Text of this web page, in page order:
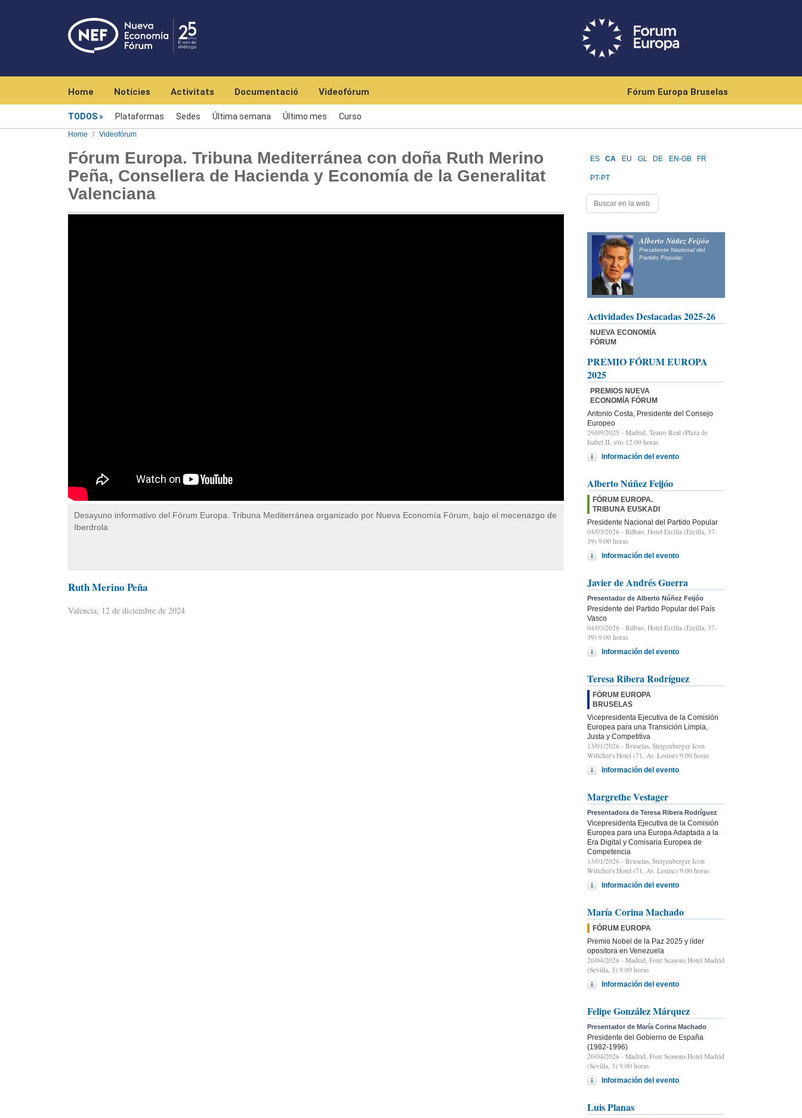
Home Notícies Activitats Documentació Videofórum Fórum Europa Bruselas
TODOS Plataformas Sedes Última semana Último mes Curso
Home Videofórum
Fórum Europa. Tribuna Mediterránea con doña Ruth Merino
Peña, Consellera de Hacienda y Economía de la Generalitat
Valenciana
Desayuno informativo del Fórum Europa. Tribuna Mediterránea organizado por Nueva Economía Fórum, bajo el mecenazgo de
Iberdrola
Ruth Merino Peña
Valencia, 12 de diciembre de 2024
ES CA EU GL DE EN-GB FR
PT-PT
Alberto Núñez Feijóo
Presidente Nacional del
Partido Popular
Actividades Destacadas 2025-26
NUEVA ECONOMÍA
FÓRUM
PREMIO FÓRUM EUROPA
2025
PREMIOS NUEVA
ECONOMÍA FÓRUM
Antonio Costa, Presidente del Consejo
Europeo
29/09/2025 - Madrid, Teatro Real (Plaza de
Isabel II, s/n) 12:00 horas
Información del evento
Alberto Núñez Feijóo
FÓRUM EUROPA.
TRIBUNA EUSKADI
Presidente Nacional del Partido Popular
04/03/2026 - Bilbao, Hotel Ercilla (Ercilla, 37-
39) 9:00 horas
Información del evento
Javier de Andrés Guerra
Presentador de Alberto Núñez Feijóo
Presidente del Partido Popular del País
Vasco
04/03/2026 - Bilbao, Hotel Ercilla (Ercilla, 37-
39) 9:00 horas
Información del evento
Teresa Ribera Rodríguez
FÓRUM EUROPA
BRUSELAS
Vicepresidenta Ejecutiva de la Comisión
Europea para una Transición Limpia,
Justa y Competitiva
13/01/2026 - Bruselas, Steigenberger Icon
Wiltcher's Hotel (71, Av. Louise) 9:00 horas
Información del evento
Margrethe Vestager
Presentadora de Teresa Ribera Rodríguez
Vicepresidenta Ejecutiva de la Comisión
Europea para una Europa Adaptada a la
Era Digital y Comisaria Europea de
Competencia
13/01/2026 - Bruselas, Steigenberger Icon
Wiltcher's Hotel (71, Av. Louise) 9:00 horas
Información del evento
María Corina Machado
FÓRUM EUROPA
Premio Nobel de la Paz 2025 y líder
opositora en Venezuela
20/04/2026 - Madrid, Four Seasons Hotel Madrid
(Sevilla, 3) 9.00 horas
Información del evento
Felipe González Márquez
Presentador de María Corina Machado
Presidente del Gobierno de España
(1982-1996)
20/04/2026 - Madrid, Four Seasons Hotel Madrid
(Sevilla, 3) 9.00 horas
Información del evento
Luis Planas